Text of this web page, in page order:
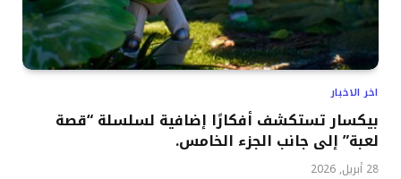
اخر الاخبار
بيكسار تستكشف أفكارًا إضافية لسلسلة “قصة
لعبة” إلى جانب الجزء الخامس.
28 أبريل, 2026